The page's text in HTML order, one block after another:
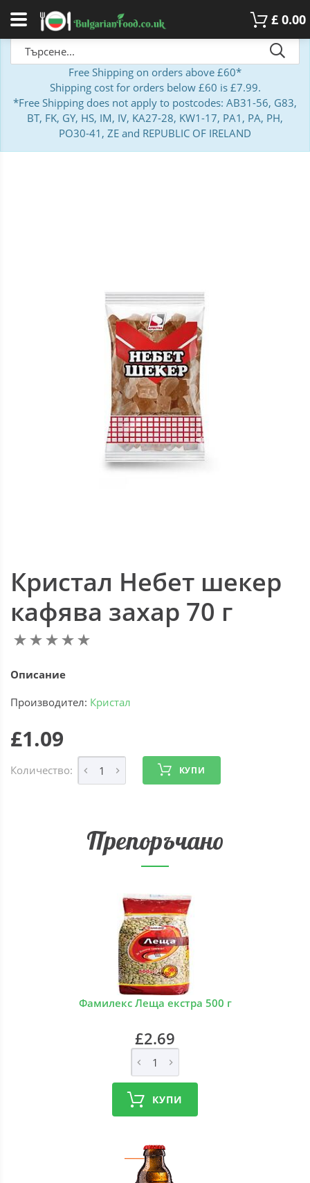
£ 0.00
Free Shipping on orders above £60*
Shipping cost for orders below £60 is £7.99.
*Free Shipping does not apply to postcodes: AB31-56, G83,
BT, FK, GY, HS, IM, IV, KA27-28, KW1-17, PA1, PA, PH,
PO30-41, ZE and REPUBLIC OF IRELAND
Кристал Небет шекер
кафява захар 70 г
Описание
Производител: Кристал
£1.09
Количество: КУПИ
Препоръчано
Фамилекс Леща екстра 500 г
£2.69
КУПИ